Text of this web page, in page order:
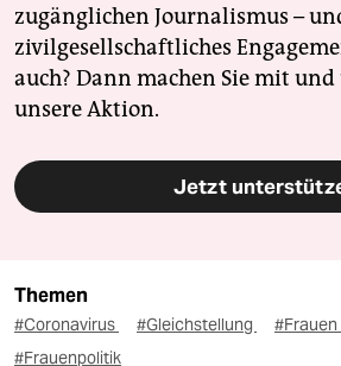
zugänglichen Journalismus –
zivilgesellschaftliches
auch? Dann machen Sie mit
unsere Aktion.
Jetzt
Themen
#Coronavirus #Gleichstellung #Frauen
#Frauenpolitik